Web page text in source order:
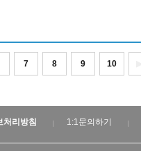
7 8 9 10
처리방침 1:1문의하기